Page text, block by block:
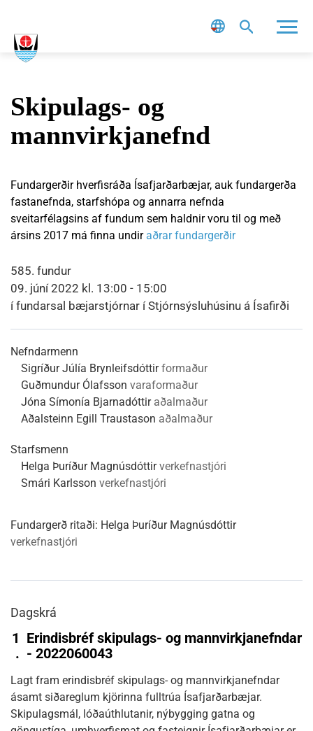
Skipulags- og
mannvirkjanefnd
Fundargerðir hverfisráða Ísafjarðarbæjar, auk fundargerða
fastanefnda, starfshópa og annarra nefnda
sveitarfélagsins af fundum sem haldnir voru til og með
ársins 2017 má finna undir aðrar fundargerðir
585. fundur
09. júní 2022 kl. 13:00 - 15:00
í fundarsal bæjarstjórnar í Stjórnsýsluhúsinu á Ísafirði
Nefndarmenn
Sigríður Júlía Brynleifsdóttir formaður
Guðmundur Ólafsson varaformaður
Jóna Símonía Bjarnadóttir aðalmaður
Aðalsteinn Egill Traustason aðalmaður
Starfsmenn
Helga Þuríður Magnúsdóttir verkefnastjóri
Smári Karlsson verkefnastjóri
Fundargerð ritaði: Helga Þuríður Magnúsdóttir
verkefnastjóri
Dagskrá
1
.
Erindisbréf skipulags- og mannvirkjanefndar
- 2022060043
Lagt fram erindisbréf skipulags- og mannvirkjanefndar
ásamt siðareglum kjörinna fulltrúa Ísafjarðarbæjar.
Skipulagsmál, lóðaúthlutanir, nýbygging gatna og